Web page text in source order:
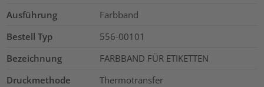
Ausführung
Farbband
Bestell Typ
556-00101
Bezeichnung
FARBBAND FÜR ETIKETTEN
Druckmethode
Thermotransfer